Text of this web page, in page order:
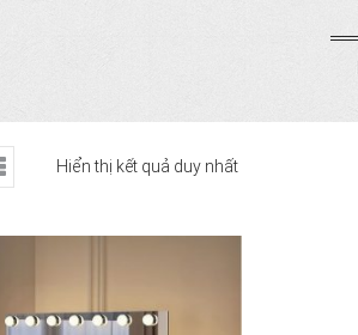
Hiển thị kết quả duy nhất